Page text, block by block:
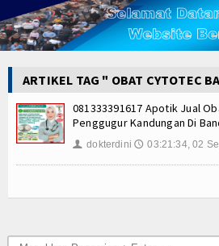
Ham
Kemiskinan
Ekonomi
ARTIKEL TAG " OBAT CYTOTEC
081333391617 Apotik Jual
Penggugur Kandungan Di
👤 dokterdini 🕔 03:21:34, 02